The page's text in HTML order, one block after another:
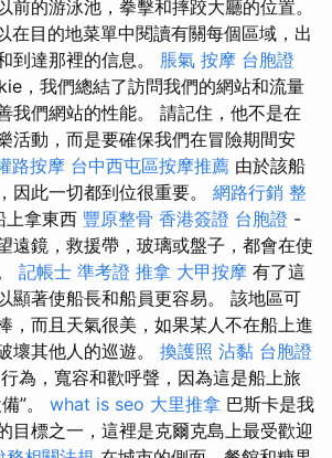
前的游泳池，拳擊和摔跤大廳的位置。
在目的地菜單中閱讀有關每個區域，出
到達那裡的信息。 脹氣 按摩 台胞證
，我們總結了訪問我們的網站和流量
我們網站的性能。 請記住，他不是在
活動，而是要確保我們在冒險期間安
路按摩 台中西屯區按摩推薦 由於該船
因此一切都到位很重要。 網路行銷 整
上拿東西 豐原整骨 香港簽證 台胞證 -
遠鏡，救援帶，玻璃或盤子，都會在使
記帳士 準考證 推拿 大甲按摩 有了這
顯著使船長和船員更容易。 該地區可
，而且天氣很美，如果某人不在船上進
壞其他人的巡遊。 換護照 沾黏 台胞證
為，寬容和歡呼聲，因為這是船上旅
”。 what is seo 大里推拿 巴斯卡是我
目標之一，這裡是克爾克島上最受歡迎